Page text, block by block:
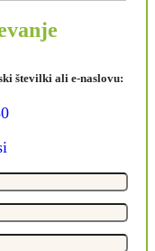
številki ali e-naslovu: